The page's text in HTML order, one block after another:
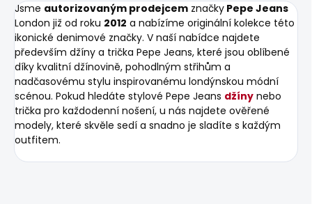
Jsme autorizovaným prodejcem značky Pepe Jeans
London již od roku 2012 a nabízíme originální kolekce této
ikonické denimové značky. V naší nabídce najdete
především džíny a trička Pepe Jeans, které jsou oblíbené
díky kvalitní džínovině, pohodlným střihům a
nadčasovému stylu inspirovanému londýnskou módní
scénou. Pokud hledáte stylové Pepe Jeans džíny nebo
trička pro každodenní nošení, u nás najdete ověřené
modely, které skvěle sedí a snadno je sladíte s každým
outfitem.